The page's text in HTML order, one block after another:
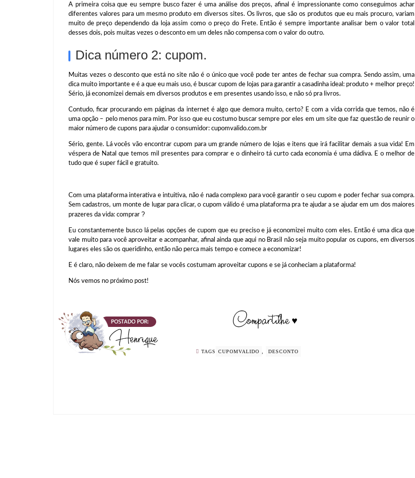
A primeira coisa que eu sempre busco fazer é uma análise dos preços, afinal é impressionante como conseguimos achar
diferentes valores para um mesmo produto em diversos sites. Os livros, que são os produtos que eu mais procuro, variam
muito de preço dependendo da loja assim como o preço do Frete. Então é sempre importante analisar bem o valor total
desses dois, pois muitas vezes o desconto em um deles não compensa com o valor do outro.
Dica número 2: cupom.
Muitas vezes o desconto que está no site não é o único que você pode ter antes de fechar sua compra. Sendo assim, uma
dica muito importante e é a que eu mais uso, é buscar cupom de lojas para garantir a casadinha ideal: produto + melhor preço!
Sério, já economizei demais em diversos produtos e em presentes usando isso, e não só pra livros.
Contudo, ficar procurando em páginas da internet é algo que demora muito, certo? E com a vida corrida que temos, não é
uma opção – pelo menos para mim. Por isso que eu costumo buscar sempre por eles em um site que faz questão de reunir o
maior número de cupons para ajudar o consumidor: cupomvalido.com.br
Sério, gente. Lá vocês vão encontrar cupom para um grande número de lojas e itens que irá facilitar demais a sua vida! Em
véspera de Natal que temos mil presentes para comprar e o dinheiro tá curto cada economia é uma dádiva. E o melhor de
tudo que é super fácil e gratuito.
Com uma plataforma interativa e intuitiva, não é nada complexo para você garantir o seu cupom e poder fechar sua compra.
Sem cadastros, um monte de lugar para clicar, o cupom válido é uma plataforma pra te ajudar a se ajudar em um dos maiores
prazeres da vida: comprar ?
Eu constantemente busco lá pelas opções de cupom que eu preciso e já economizei muito com eles. Então é uma dica que
vale muito para você aproveitar e acompanhar, afinal ainda que aqui no Brasil não seja muito popular os cupons, em diversos
lugares eles são os queridinho, então não perca mais tempo e comece a economizar!
E é claro, não deixem de me falar se vocês costumam aproveitar cupons e se já conheciam a plataforma!
Nós vemos no próximo post!
TAGS CUPOMVALIDO , DESCONTO